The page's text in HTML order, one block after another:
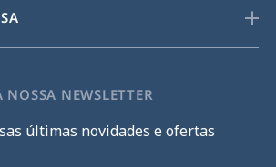
NOSSA NEWSLETTER
últimas novidades e ofertas